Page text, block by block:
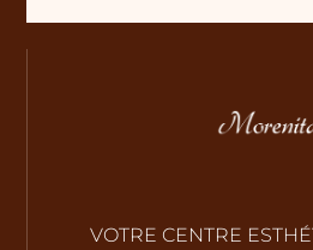
VOTRE CENTRE